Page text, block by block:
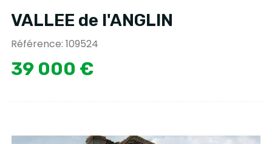
VALLEE de l'ANGLIN
Référence: 109524
39 000 €